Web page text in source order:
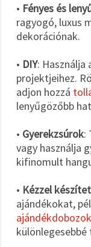
• Fényes és
ragyogó, luxus
dekorációnak.
• DIY: Használja
projektjeihez.
adjon hozzá
lenyűgözőbb
• Gyerekzsúrok:
vagy használja
kifinomult
• Kézzel
ajándékokat,